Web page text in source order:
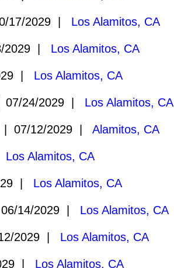
17/2029 | Los Alamitos, CA
2029 | Los Alamitos, CA
| Los Alamitos, CA
24/2029 | Los Alamitos, CA
| 07/12/2029 |Alamitos, CA
Los Alamitos, CA
| Los Alamitos, CA
14/2029 | Los Alamitos, CA
2029 | Los Alamitos, CA
| Los Alamitos, CA